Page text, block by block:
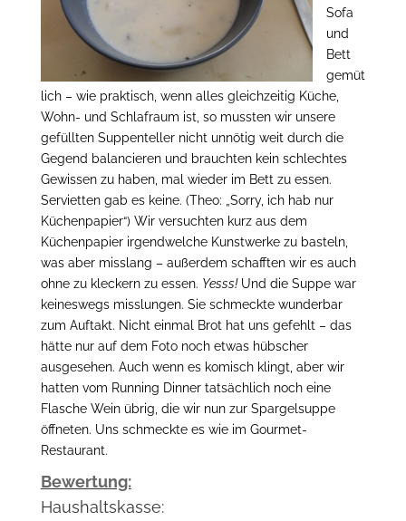
Sofa
und
Bett
gemüt
lich – wie praktisch, wenn alles gleichzeitig Küche,
Wohn- und Schlafraum ist, so mussten wir unsere
gefüllten Suppenteller nicht unnötig weit durch die
Gegend balancieren und brauchten kein schlechtes
Gewissen zu haben, mal wieder im Bett zu essen.
Servietten gab es keine. (Theo: „Sorry, ich hab nur
Küchenpapier“) Wir versuchten kurz aus dem
Küchenpapier irgendwelche Kunstwerke zu basteln,
was aber misslang – außerdem schafften wir es auch
ohne zu kleckern zu essen. Yesss!Und die Suppe war
keineswegs misslungen. Sie schmeckte wunderbar
zum Auftakt. Nicht einmal Brot hat uns gefehlt – das
hätte nur auf dem Foto noch etwas hübscher
ausgesehen. Auch wenn es komisch klingt, aber wir
hatten vom Running Dinner tatsächlich noch eine
Flasche Wein übrig, die wir nun zur Spargelsuppe
öffneten. Uns schmeckte es wie im Gourmet-
Restaurant.
Bewertung:
Haushaltskasse: